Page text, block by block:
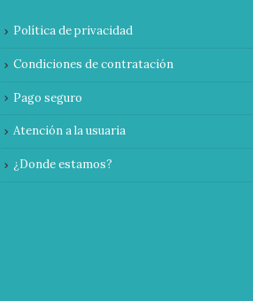
Política de privacidad
Condiciones de contratación
Pago seguro
Atención a la usuaria
¿Donde estamos?